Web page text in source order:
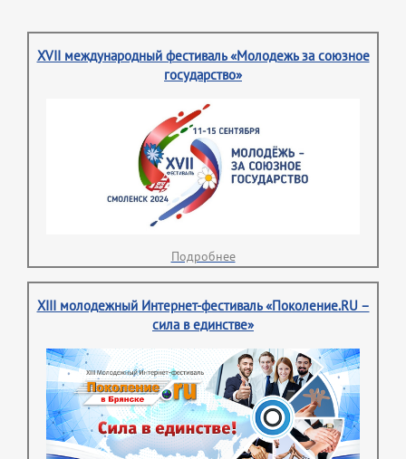
XVII международный фестиваль «Молодежь за союзное
государство»
Подробнее
XIII молодежный Интернет-фестиваль «Поколение.RU –
сила в единстве»